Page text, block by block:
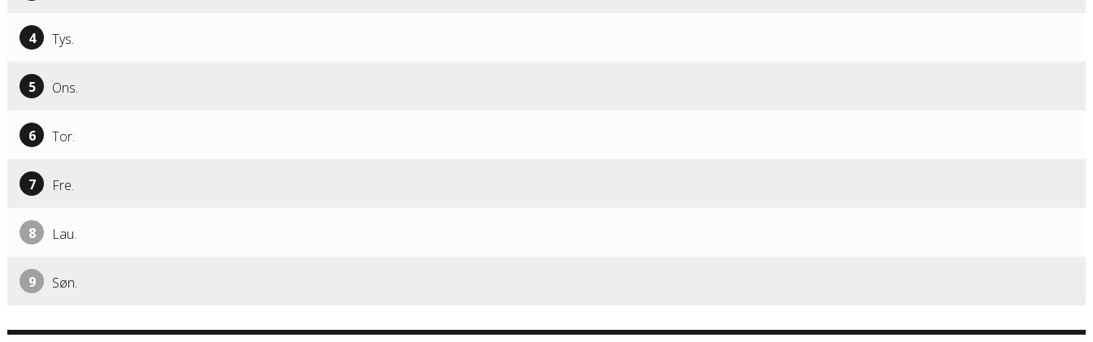
4 Tys.
5 Ons.
6 Tor.
7 Fre.
8 Lau.
9 Søn.